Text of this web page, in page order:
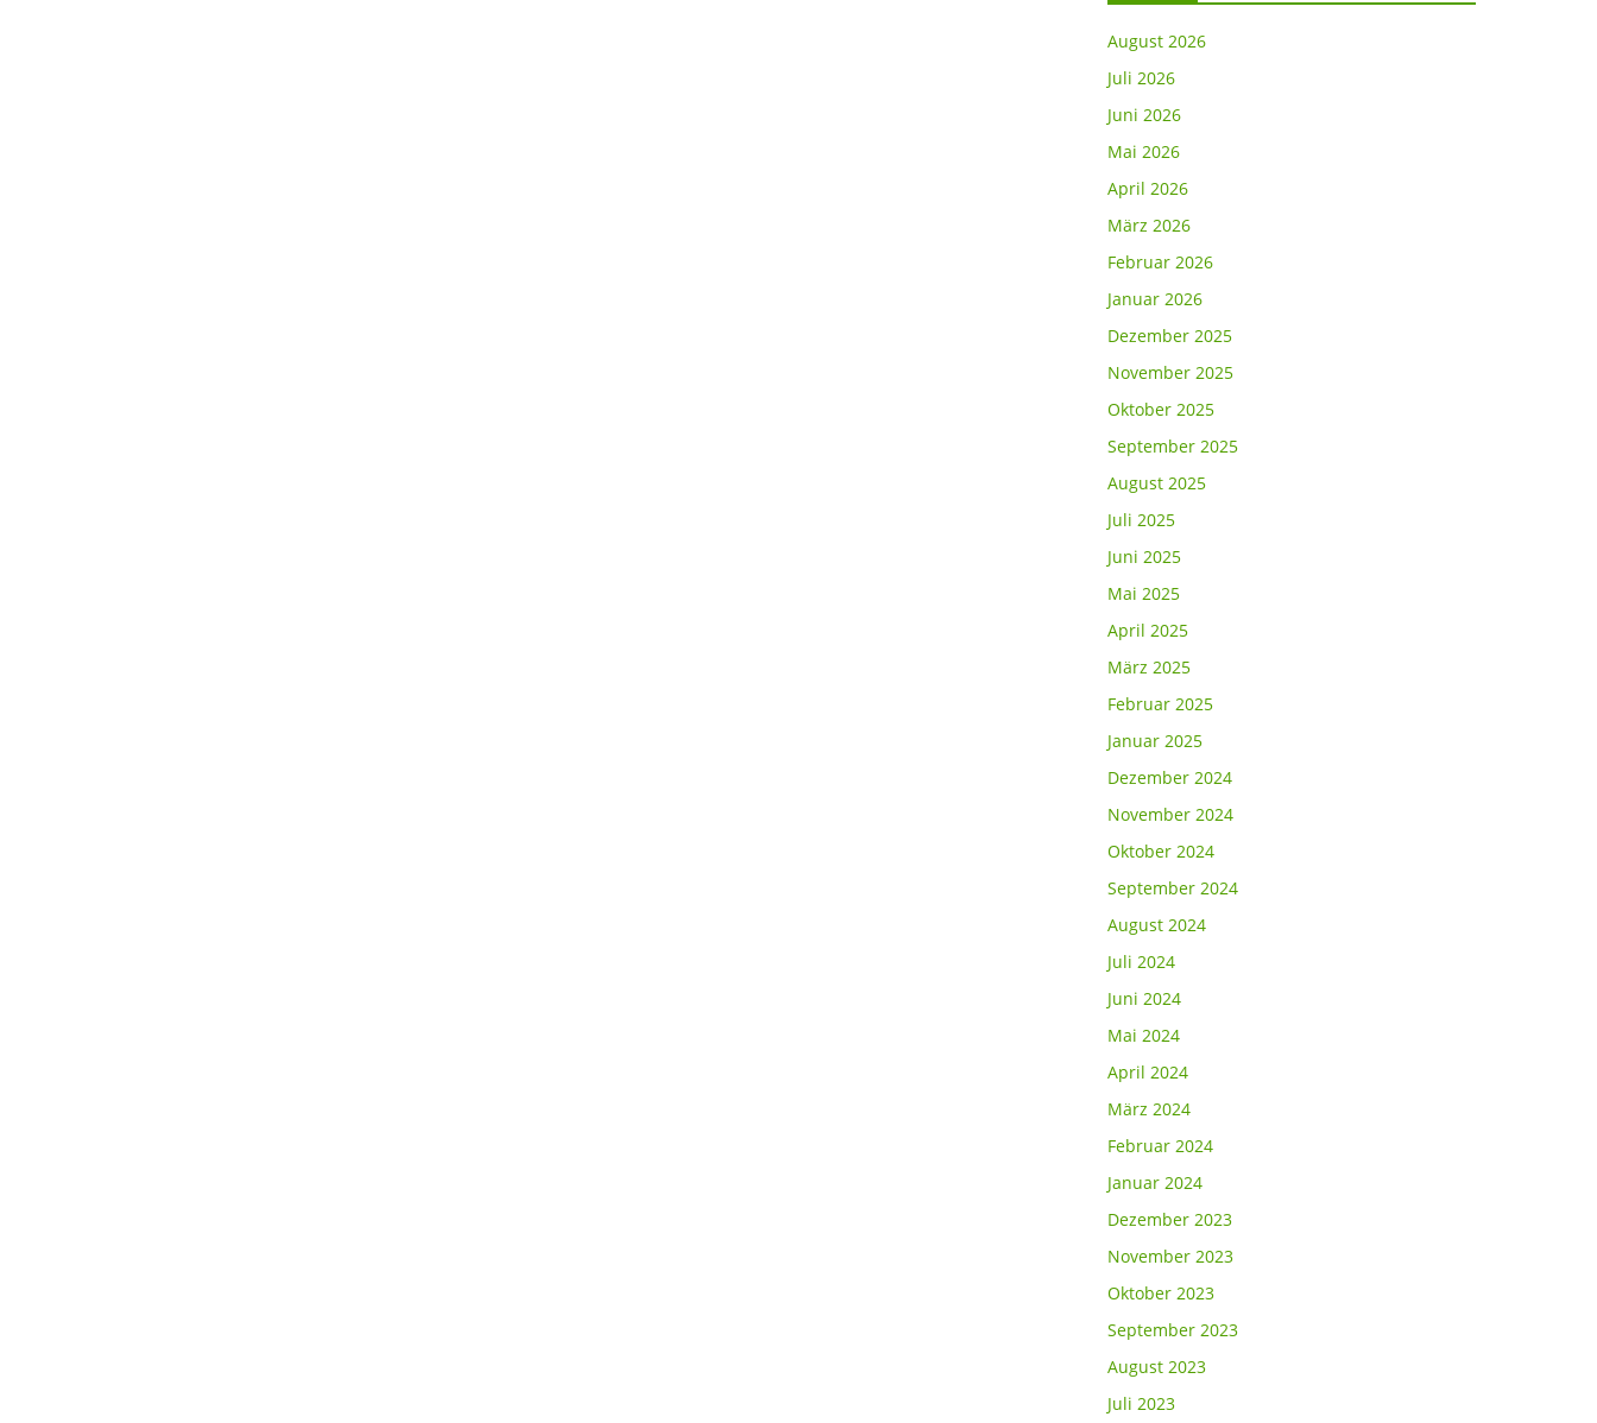
August 2026
Juli 2026
Juni 2026
Mai 2026
April 2026
März 2026
Februar 2026
Januar 2026
Dezember 2025
November 2025
Oktober 2025
September 2025
August 2025
Juli 2025
Juni 2025
Mai 2025
April 2025
März 2025
Februar 2025
Januar 2025
Dezember 2024
November 2024
Oktober 2024
September 2024
August 2024
Juli 2024
Juni 2024
Mai 2024
April 2024
März 2024
Februar 2024
Januar 2024
Dezember 2023
November 2023
Oktober 2023
September 2023
August 2023
Juli 2023